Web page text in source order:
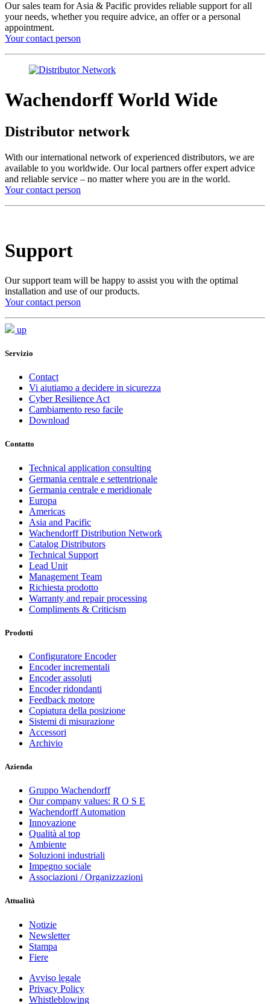
Our sales team for Asia & Pacific provides reliable support for all
your needs, whether you require advice, an offer or a personal
appointment.
Your contact person
Wachendorff World Wide
Distributor network
With our international network of experienced distributors, we are
available to you worldwide. Our local partners offer expert advice
and reliable service – no matter where you are in the world.
Your contact person
Support
Our support team will be happy to assist you with the optimal
installation and use of our products.
Your contact person
up
Servizio
Contact
Vi aiutiamo a decidere in sicurezza
Cyber Resilience Act
Cambiamento reso facile
Download
Contatto
Technical application consulting
Germania centrale e settentrionale
Germania centrale e meridionale
Europa
Americas
Asia and Pacific
Wachendorff Distribution Network
Catalog Distributors
Technical Support
Lead Unit
Management Team
Richiesta prodotto
Warranty and repair processing
Compliments & Criticism
Prodotti
Configuratore Encoder
Encoder incrementali
Encoder assoluti
Encoder ridondanti
Feedback motore
Copiatura della posizione
Sistemi di misurazione
Accessori
Archivio
Azienda
Gruppo Wachendorff
Our company values: R O S E
Wachendorff Automation
Innovazione
Qualità al top
Ambiente
Soluzioni industriali
Impegno sociale
Associazioni / Organizzazioni
Attualità
Notizie
Newsletter
Stampa
Fiere
Avviso legale
Privacy Policy
Whistleblowing